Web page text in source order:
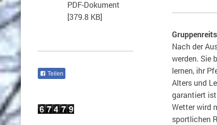
Nach der
werden. Sie
lernen, ihr
Alters und
garantiert
Wetter wird
sportlichen
PDF-Dokument
[379.8 KB]
Teilen